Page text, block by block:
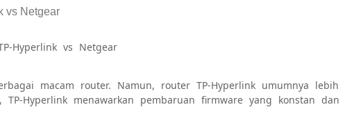
Hyperlink vs Netgear
macam router. Namun, router TP-Hyperlink umumnya lebih
Hyperlink menawarkan pembaruan firmware yang konstan dan